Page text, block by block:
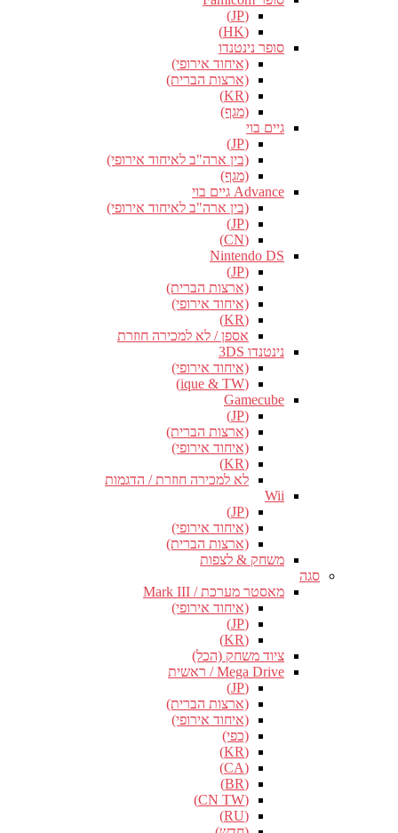
(JP)
(HK)
סופר נינטנדו
(איחוד אירופי)
(ארצות הברית)
(KR)
(מגף)
גיים בוי
(JP)
(בין ארה"ב לאיחוד אירופי)
(מגף)
Advance גיים בוי
(בין ארה"ב לאיחוד אירופי)
(JP)
(CN)
Nintendo DS
(JP)
(ארצות הברית)
(איחוד אירופי)
(KR)
אספן / לא למכירה חוזרת
נינטנדו 3DS
(איחוד אירופי)
(ique & TW)
Gamecube
(JP)
(ארצות הברית)
(איחוד אירופי)
(KR)
לא למכירה חוזרת / הדגמות
Wii
(JP)
(איחוד אירופי)
(ארצות הברית)
משחק & לצפות
סגה
מאסטר מערכת / Mark III
(איחוד אירופי)
(JP)
(KR)
ציוד משחק (הכל)
Mega Drive / ראשית
(JP)
(ארצות הברית)
(איחוד אירופי)
(כפי)
(KR)
(CA)
(BR)
(CN TW)
(RU)